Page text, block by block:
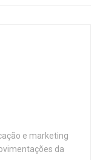
e marketing
da